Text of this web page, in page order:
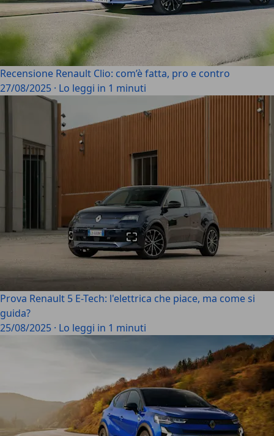
Recensione Renault Clio: com’è fatta, pro e contro
27/08/2025 · Lo leggi in 1 minuti
Prova Renault 5 E-Tech: l'elettrica che piace, ma come si
guida?
25/08/2025 · Lo leggi in 1 minuti